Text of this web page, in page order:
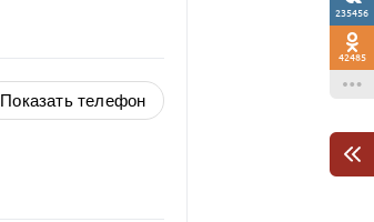
Показать телефон
235456
42485